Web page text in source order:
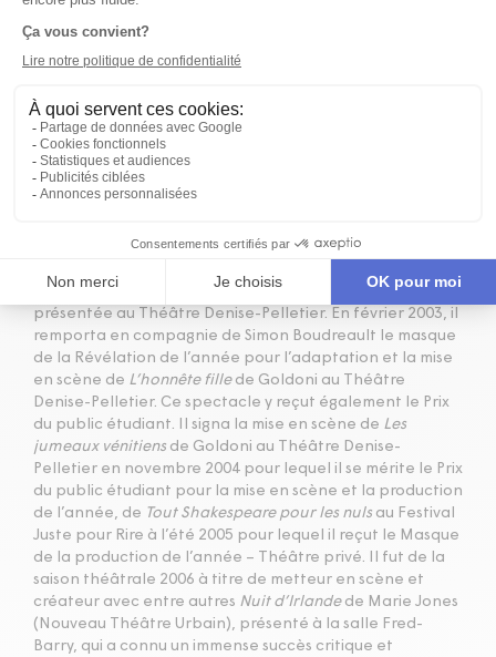
Vague de fond
Saison 04-05 (Texte)
BIOGRAPHIE
Formé en interprétation à l’option théâtre du Collège
Lionel-Groulx (1998), il est le fondateur du Théâtre du
a signé onze mises en scène entre 1993 et 2004. Membre
texte et la mise en scène de la création
Scrooge ,
présentée au Théâtre Denise-Pelletier. En février 2003, il
remporta en compagnie de Simon Boudreault le masque
de la Révélation de l’année pour l’adaptation et la mise
en scène de L’honnête fillede Goldoni au Théâtre
Denise-Pelletier. Ce spectacle y reçut également le Prix
du public étudiant. Il signa la mise en scène de Les
jumeaux vénitiens de Goldoni au Théâtre Denise-
Pelletier en novembre 2004 pour lequel il se mérite le Prix
du public étudiant pour la mise en scène et la production
de l’année, de Tout Shakespeare pour les nuls au Festival
Juste pour Rire à l’été 2005 pour lequel il reçut le Masque
de la production de l’année – Théâtre privé. Il fut de la
saison théâtrale 2006 à titre de metteur en scène et
créateur avec entre autres Nuit d’Irlandede Marie Jones
(Nouveau Théâtre Urbain), présenté à la salle Fred-
Barry, qui a connu un immense succès critique et